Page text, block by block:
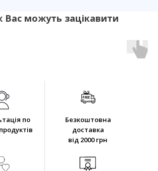
Вас можуть зацікавити
по
Безкоштовна
доставка
від 2000 грн